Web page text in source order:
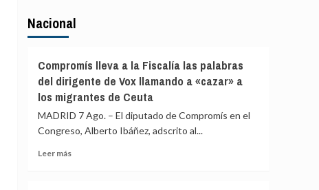
Nacional
Compromís lleva a la Fiscalía las palabras
del dirigente de Vox llamando a «cazar» a
los migrantes de Ceuta
MADRID 7 Ago. – El diputado de Compromís en el
Congreso, Alberto Ibáñez, adscrito al...
Leer másLeer